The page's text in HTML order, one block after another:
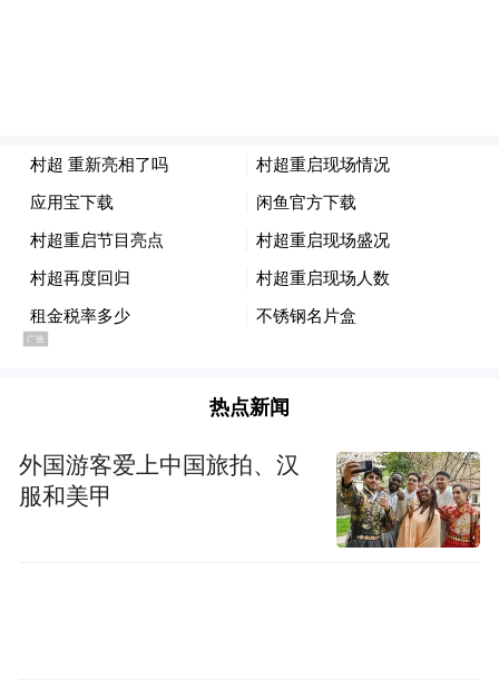
史最高纪录。洪水退去后，唐龙返回“村超”
球场，发现现场一片狼藉：淤泥最深有一米
多，直播大屏幕被淹了一半，看台、转播设
备、摄像头、球场围栏、地下线路全坏了，
一楼商铺被冲走上百个足球，整个球场，只
剩下几盏高处的照明灯是好的。
按照原计划，7月26日是第三届贵州“村超”足
际球星届时来现场。但洪水一来，榕江县足
协不得不宣布比赛推迟或取消。
热点新闻
外国游客爱上中国旅拍、汉
服和美甲